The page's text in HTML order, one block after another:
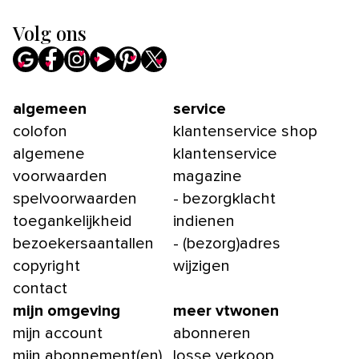
Volg ons
algemeen
colofon
algemene
voorwaarden
spelvoorwaarden
toegankelijkheid
bezoekersaantallen
copyright
contact
service
klantenservice shop
klantenservice
magazine
- bezorgklacht
indienen
- (bezorg)adres
wijzigen
mijn omgeving
mijn account
mijn abonnement(en)
meer vtwonen
abonneren
losse verkoop